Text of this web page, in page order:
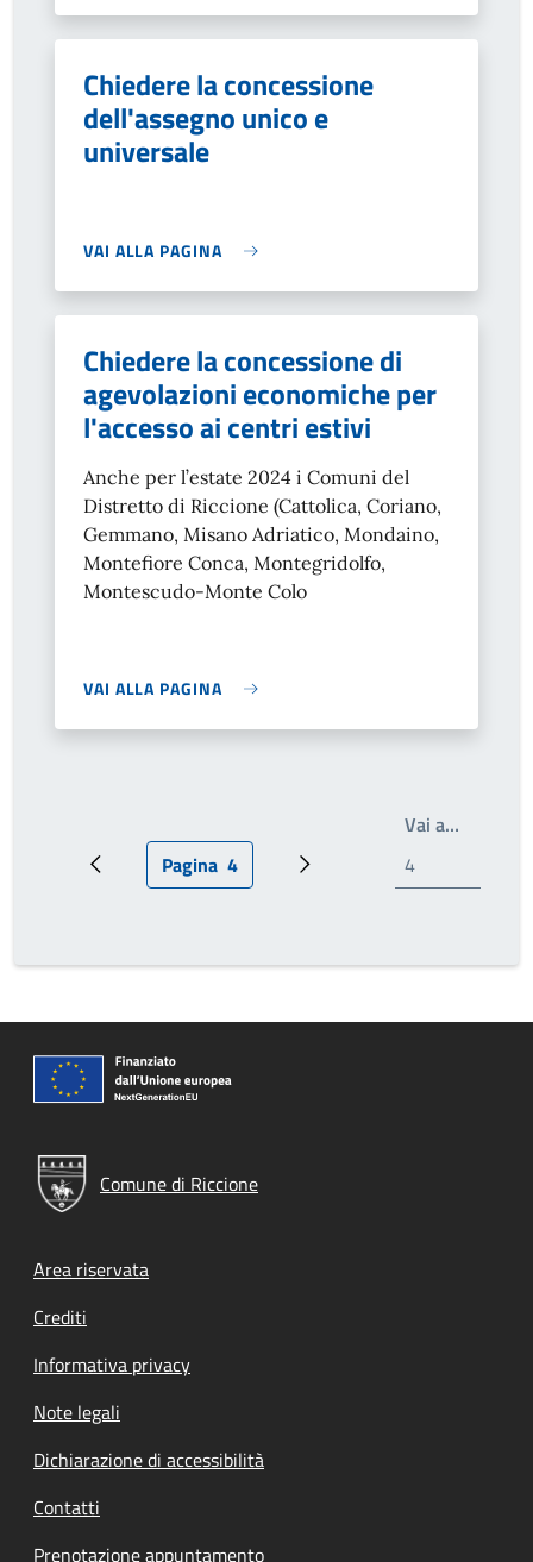
Chiedere la concessione
dell'assegno unico e
universale
VAI ALLA PAGINA
Chiedere la concessione di
agevolazioni economiche per
l'accesso ai centri estivi
Anche per l’estate 2024 i Comuni del
Distretto di Riccione (Cattolica, Coriano,
Gemmano, Misano Adriatico, Mondaino,
Montefiore Conca, Montegridolfo,
Montescudo-Monte Colo
VAI ALLA PAGINA
Pagina precedentePagina attuale
Pagina 4 Prossima pagina
Vai a…
Comune di Riccione
Footer menu
Area riservata
Crediti
Informativa privacy
Note legali
Dichiarazione di accessibilità
Contatti
Prenotazione appuntamento